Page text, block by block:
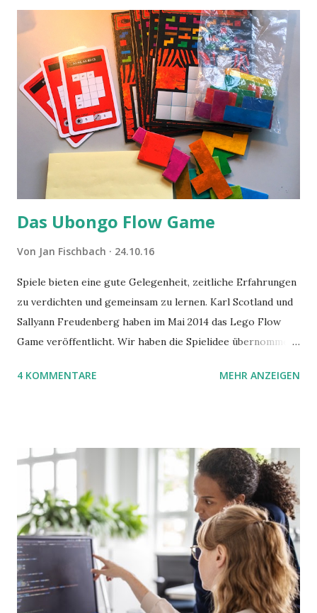
Das Ubongo Flow Game
Von Jan Fischbach 24.10.16
Spiele bieten eine gute Gelegenheit, zeitliche Erfahrungen
zu verdichten und gemeinsam zu lernen. Karl Scotland und
Sallyann Freudenberg haben im Mai 2014 das Lego Flow
Game veröffentlicht. Wir haben die Spielidee übernommen,
benutzen wir Material aus Grzegorz Rejchtmans Ubongo-
4 KOMMENTARE MEHR ANZEIGEN